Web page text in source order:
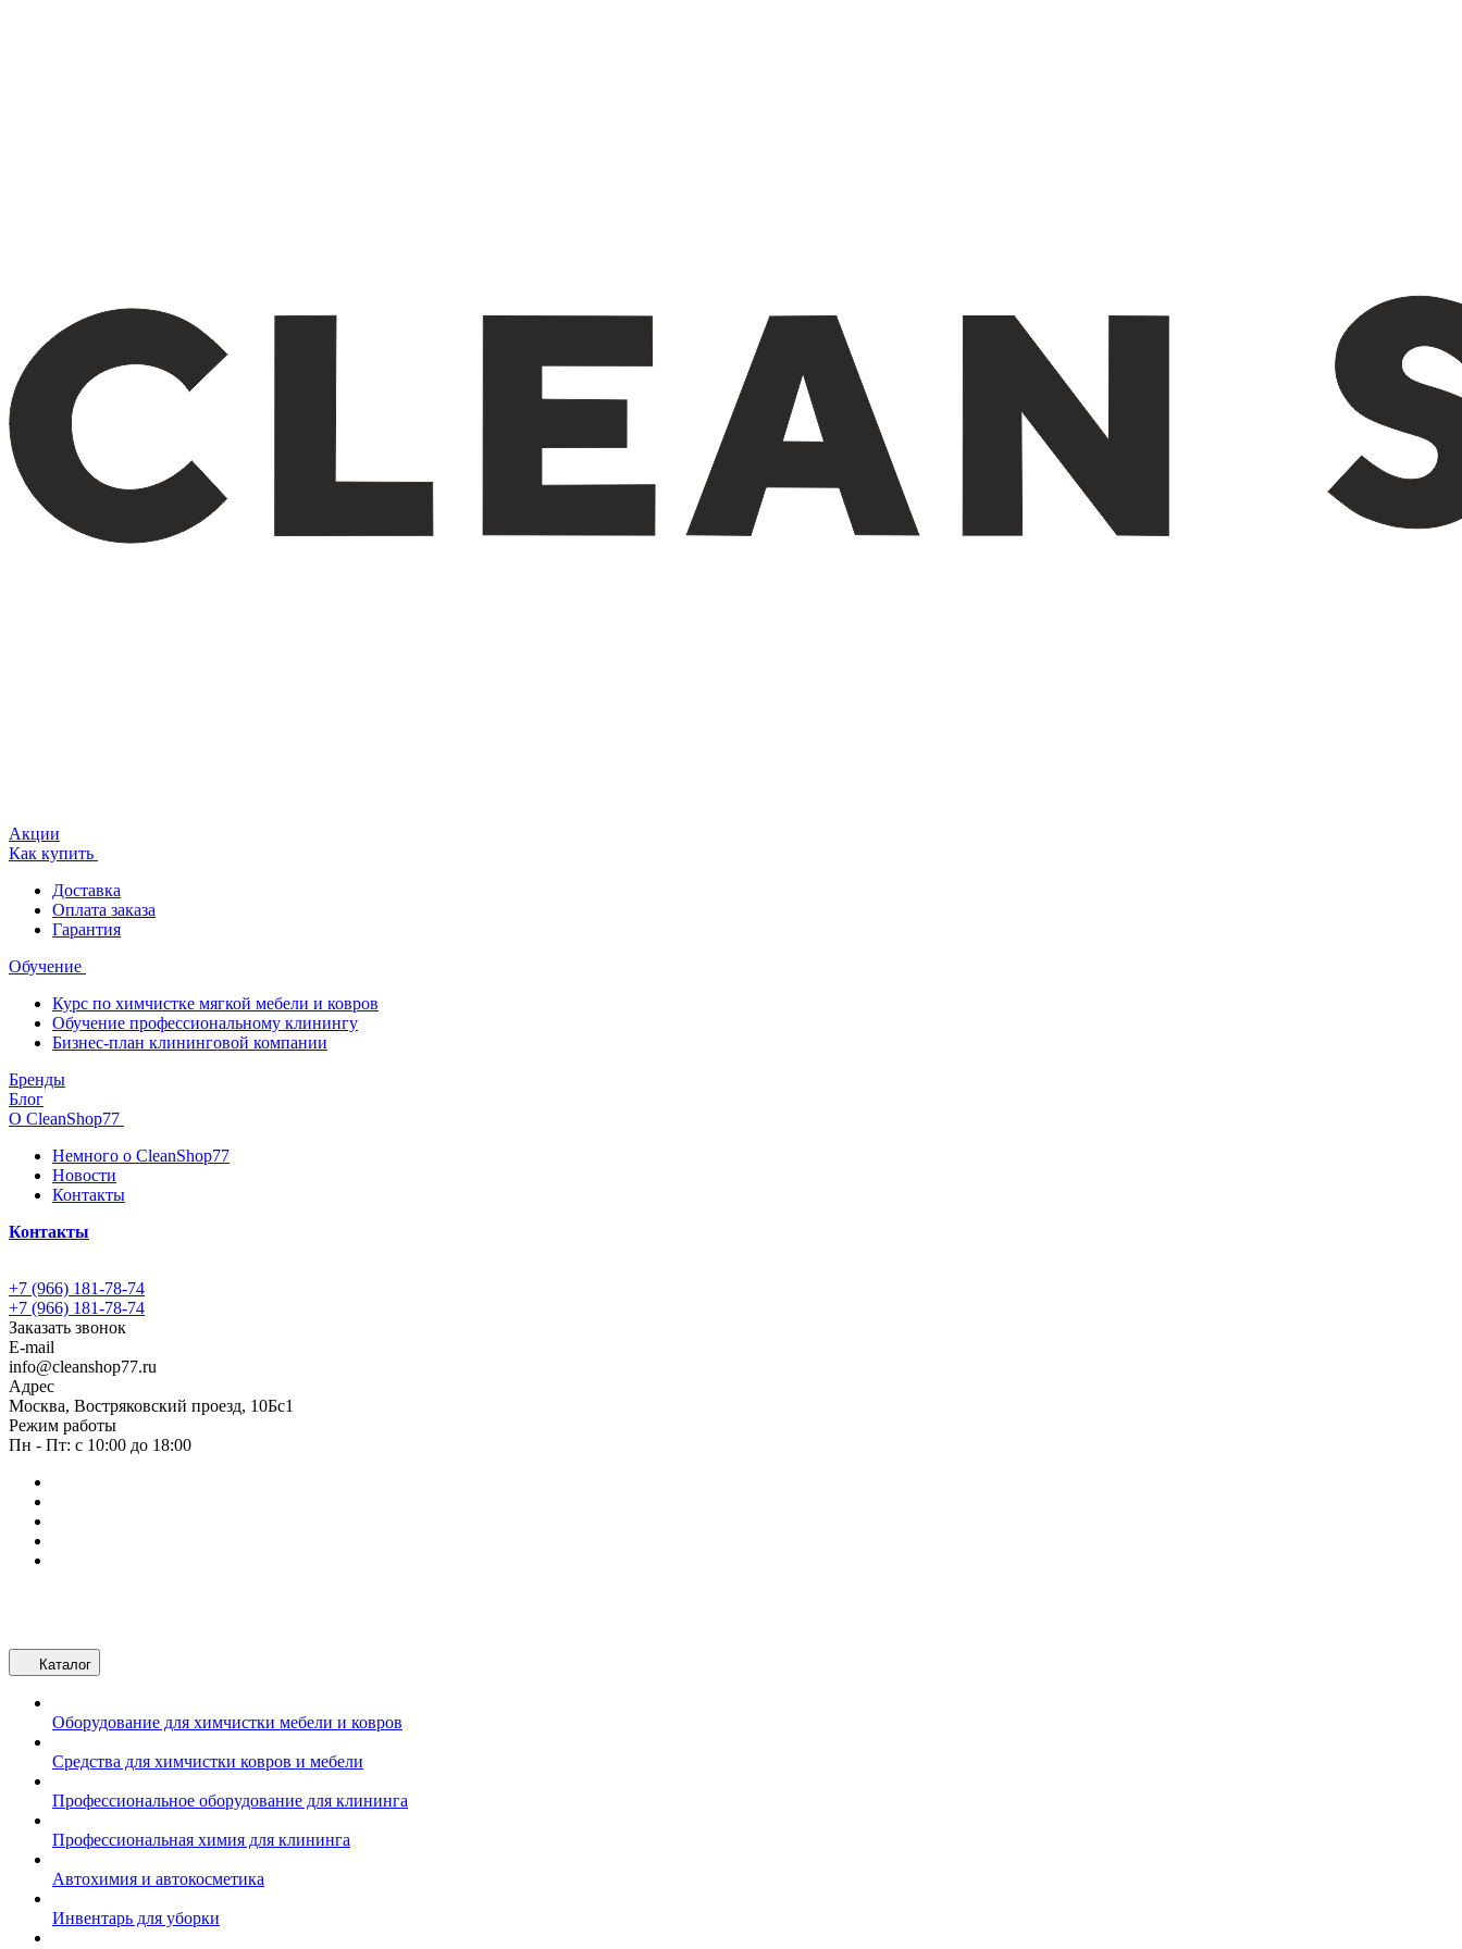
Акции
Как купить
Доставка
Оплата заказа
Гарантия
Обучение
Курс по химчистке мягкой мебели и ковров
Обучение профессиональному клинингу
Бизнес-план клининговой компании
Бренды
Блог
О CleanShop77
Немного о CleanShop77
Новости
Контакты
Контакты
+7 (966) 181-78-74
+7 (966) 181-78-74
Заказать звонок
E-mail
info@cleanshop77.ru
Адрес
Москва, Востряковский проезд, 10Бс1
Режим работы
Пн - Пт: с 10:00 до 18:00
Каталог
Оборудование для химчистки мебели и ковров
Средства для химчистки ковров и мебели
Профессиональное оборудование для клининга
Профессиональная химия для клининга
Автохимия и автокосметика
Инвентарь для уборки